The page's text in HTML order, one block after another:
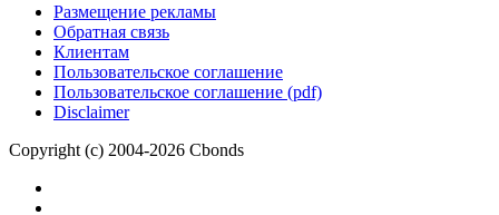
Размещение рекламы
Обратная связь
Клиентам
Пользовательское соглашение
Пользовательское соглашение (pdf)
Disclaimer
Copyright (c) 2004-2026 Cbonds